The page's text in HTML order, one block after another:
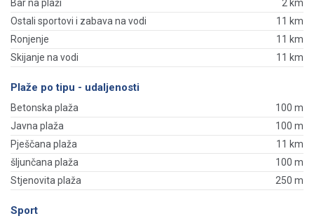
Bar na plaži
2 km
Ostali sportovi i zabava na vodi
11 km
Ronjenje
11 km
Skijanje na vodi
11 km
Plaže po tipu - udaljenosti
Betonska plaža
100 m
Javna plaža
100 m
Pješčana plaža
11 km
šljunčana plaža
100 m
Stjenovita plaža
250 m
Sport